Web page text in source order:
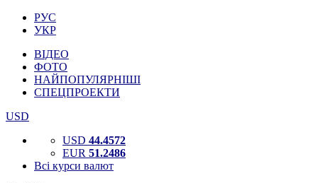
РУС
УКР
ВІДЕО
ФОТО
НАЙПОПУЛЯРНІШІ
СПЕЦПРОЕКТИ
USD
USD 44.4572
EUR 51.2486
Всі курси валют